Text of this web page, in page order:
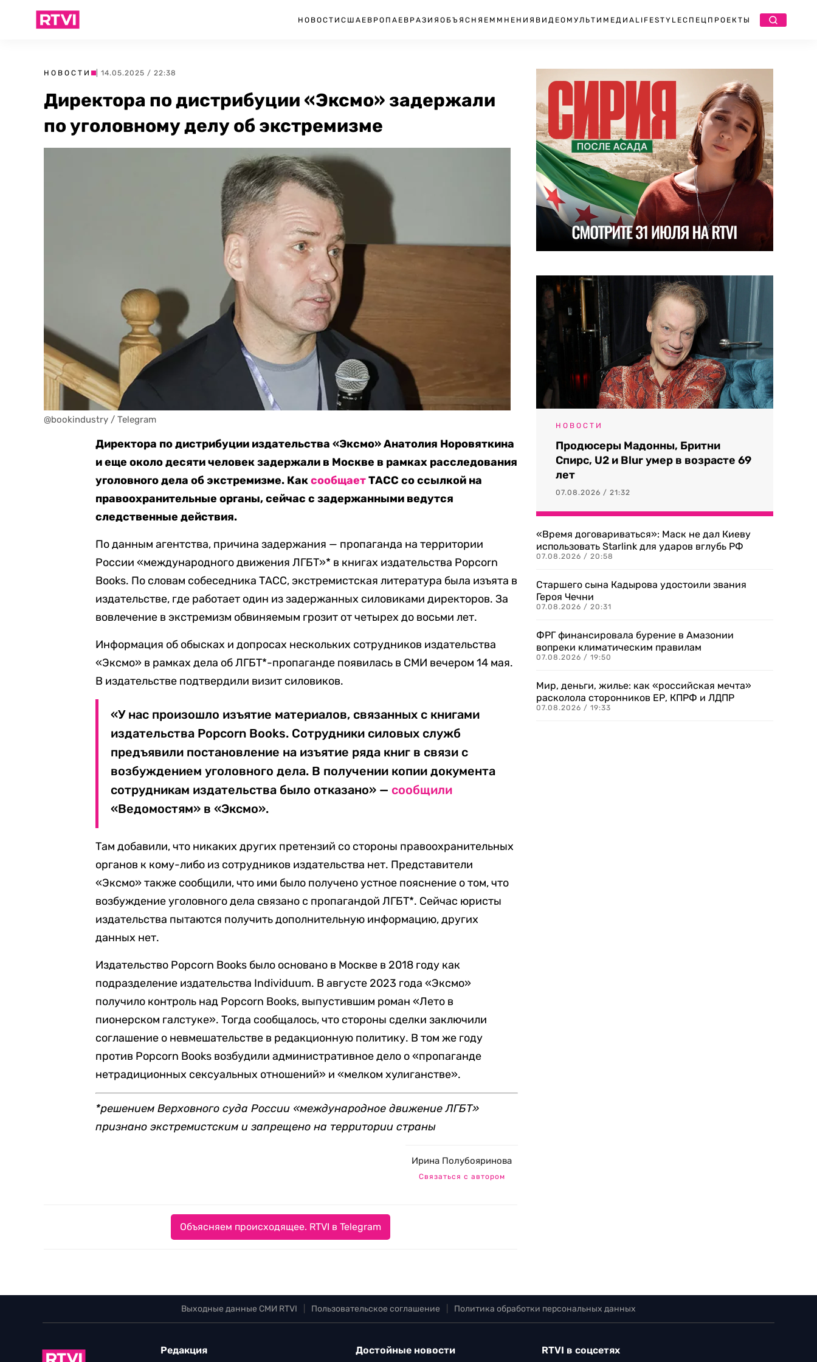
НОВОСТИ США ЕВРОПА ЕВРАЗИЯ ОБЪЯСНЯЕМ МНЕНИЯ ВИДЕО МУЛЬТИМЕДИА LIFESTYLEСПЕЦПРОЕКТЫ
НОВОСТИ | 14.05.2025 / 22:38
Директора по дистрибуции «Эксмо» задержали
по уголовному делу об экстремизме
@bookindustry / Telegram
Директора по дистрибуции издательства «Эксмо» Анатолия Норовяткина
и еще около десяти человек задержали в Москве в рамках расследования
уголовного дела об экстремизме. КаксообщаетТАСС со ссылкой на
правоохранительные органы, сейчас с задержанными ведутся
следственные действия.
По данным агентства, причина задержания — пропаганда на территории
России «международного движения ЛГБТ»* в книгах издательства Popcorn
Books. По словам собеседника ТАСС, экстремистская литература была изъята в
издательстве, где работает один из задержанных силовиками директоров. За
вовлечение в экстремизм обвиняемым грозит от четырех до восьми лет.
Информация об обысках и допросах нескольких сотрудников издательства
«Эксмо» в рамках дела об ЛГБТ*-пропаганде появилась в СМИ вечером 14 мая.
В издательстве подтвердили визит силовиков.
«У нас произошло изъятие материалов, связанных с книгами
издательства Popcorn Books. Сотрудники силовых служб
предъявили постановление на изъятие ряда книг в связи с
возбуждением уголовного дела. В получении копии документа
сотрудникам издательства было отказано» — сообщили
«Ведомостям» в «Эксмо».
Там добавили, что никаких других претензий со стороны правоохранительных
органов к кому-либо из сотрудников издательства нет. Представители
«Эксмо» также сообщили, что ими было получено устное пояснение о том, что
возбуждение уголовного дела связано с пропагандой ЛГБТ*. Сейчас юристы
издательства пытаются получить дополнительную информацию, других
данных нет.
Издательство Popcorn Books было основано в Москве в 2018 году как
подразделение издательства Individuum. В августе 2023 года «Эксмо»
получило контроль над Popcorn Books, выпустившим роман «Лето в
пионерском галстуке». Тогда сообщалось, что стороны сделки заключили
соглашение о невмешательстве в редакционную политику. В том же году
против Popcorn Books возбудили административное дело о «пропаганде
нетрадиционных сексуальных отношений» и «мелком хулиганстве».
*решением Верховного суда России «международное движение ЛГБТ»
признано экстремистским и запрещено на территории страны
Ирина Полубояринова
Связаться с автором
Объясняем происходящее. RTVI в Telegram
НОВОСТИ
Продюсеры Мадонны, Бритни
Спирс, U2 и Blur умер в возрасте 69
лет
07.08.2026 / 21:32
«Время договариваться»: Маск не дал Киеву
использовать Starlink для ударов вглубь РФ
07.08.2026 / 20:58
Старшего сына Кадырова удостоили звания
Героя Чечни
07.08.2026 / 20:31
ФРГ финансировала бурение в Амазонии
вопреки климатическим правилам
07.08.2026 / 19:50
Мир, деньги, жилье: как «российская мечта»
расколола сторонников ЕР, КПРФ и ЛДПР
07.08.2026 / 19:33
Выходные данные СМИ RTVI Пользовательское соглашение Политика обработки персональных данных
Редакция Достойные новости RTVI в соцсетях